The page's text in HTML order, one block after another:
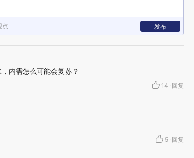
点 发布
内需怎么可能会复苏？
14 · 回复
5 · 回复